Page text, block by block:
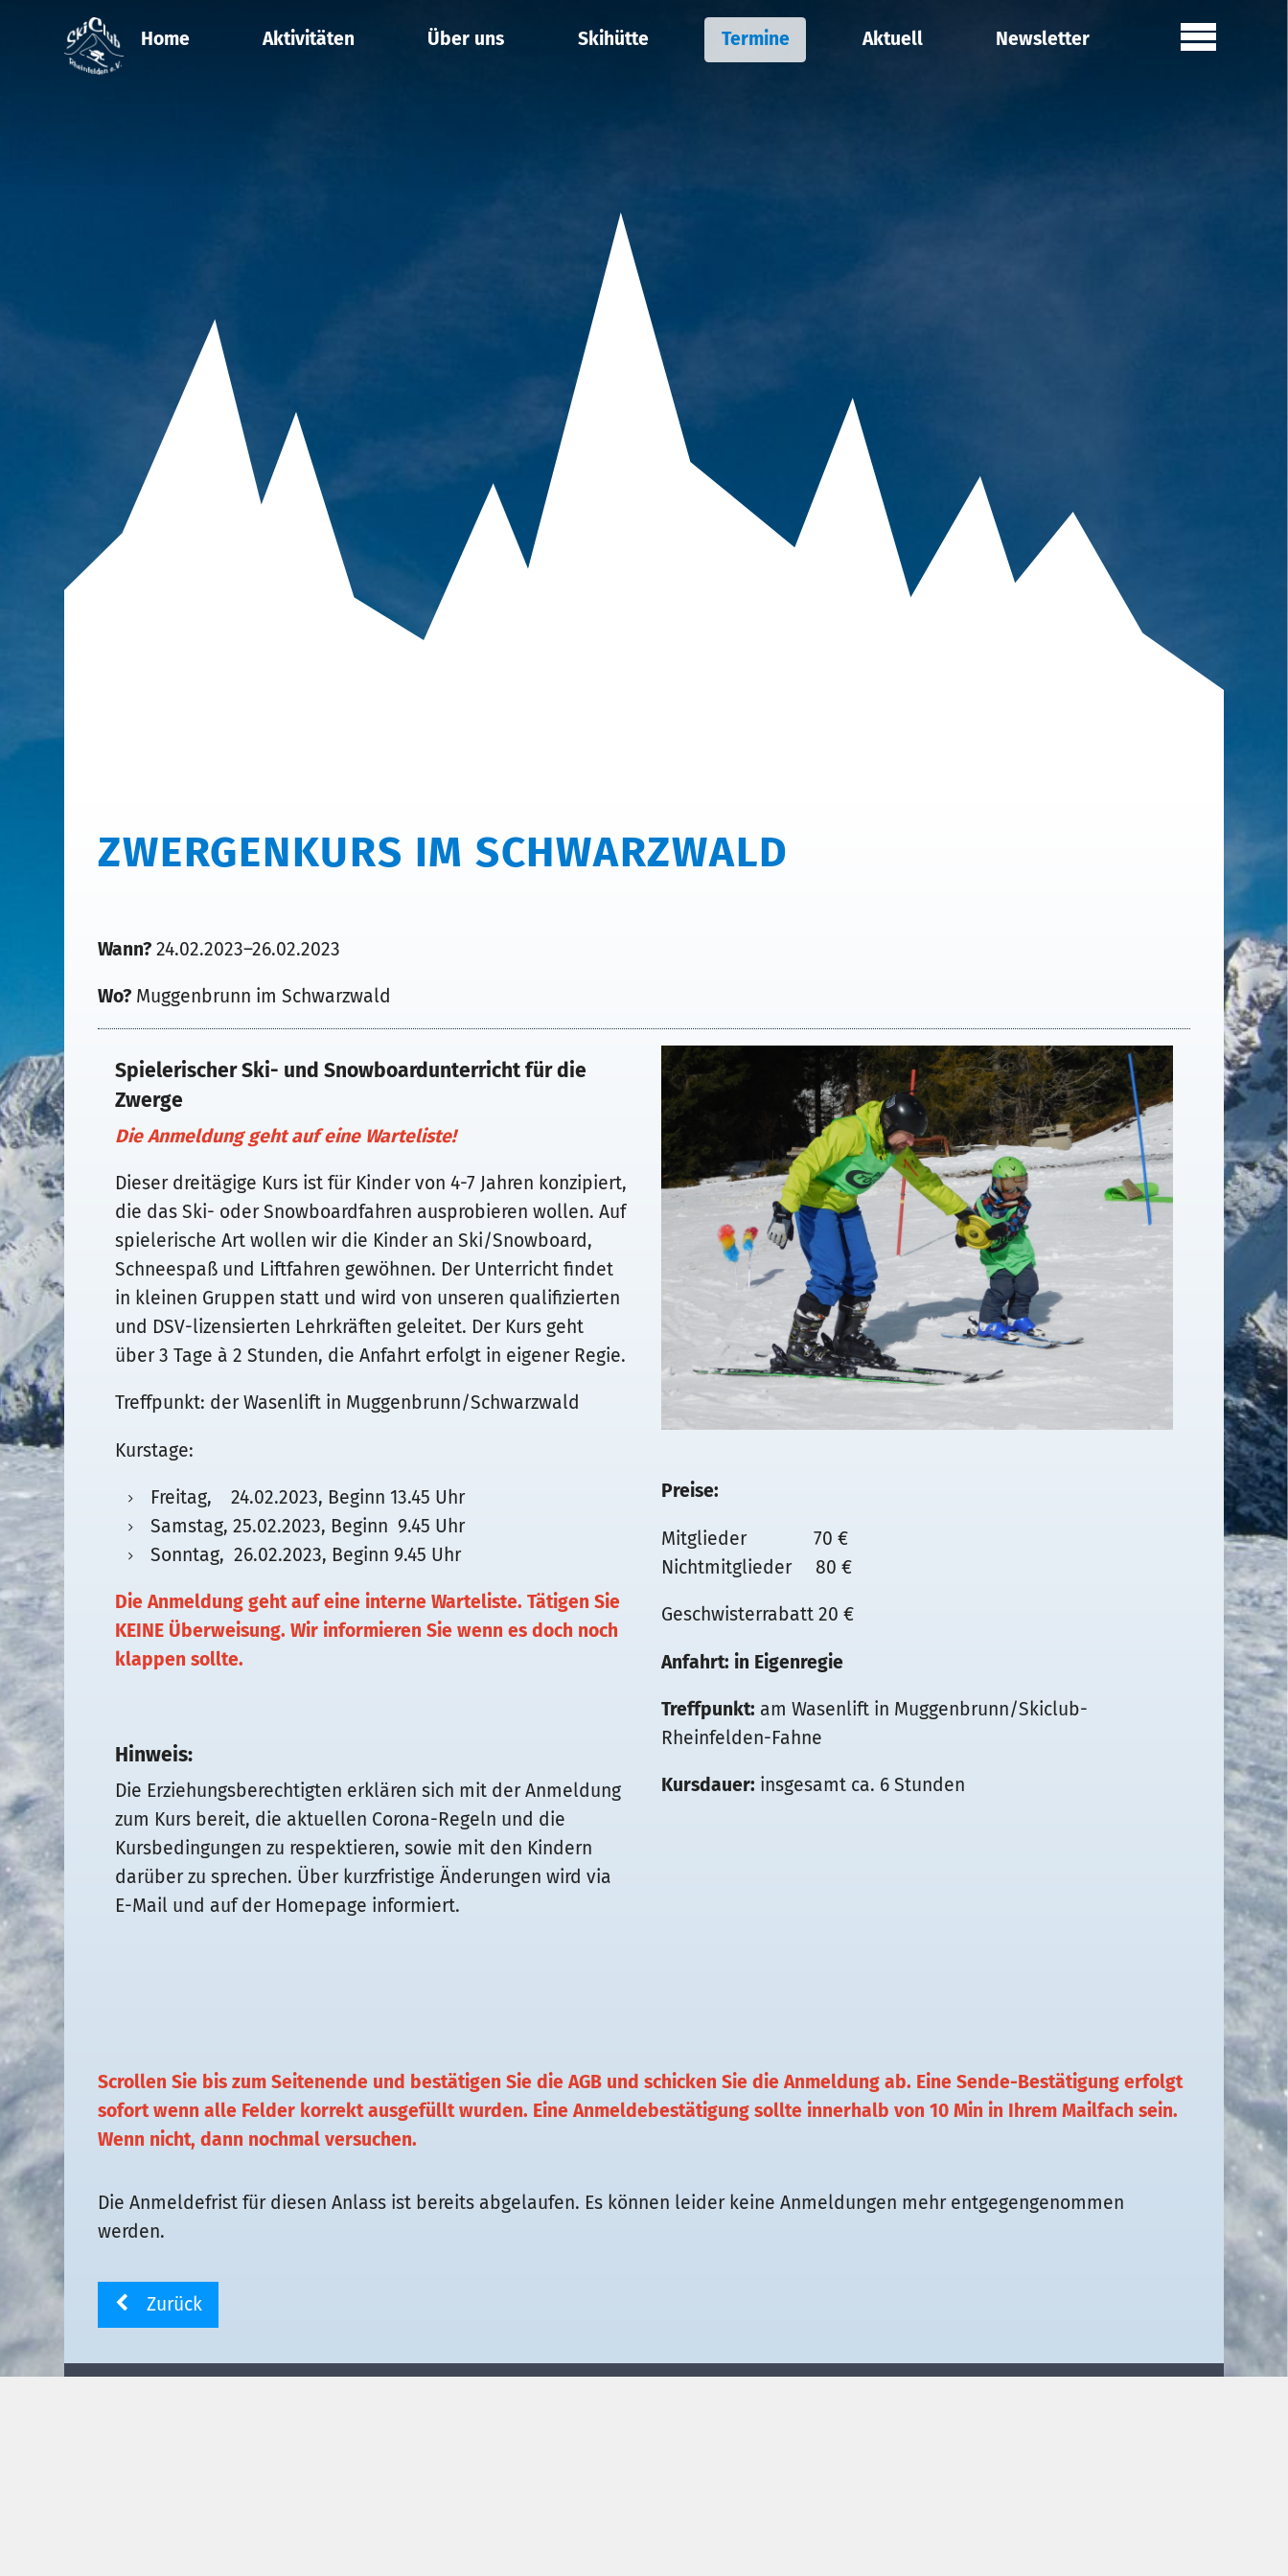
Home Aktivitäten Über uns Skihütte Termine Aktuell Newsletter
ZWERGENKURS IM SCHWARZWALD
Wann?24.02.2023–26.02.2023
Wo? Muggenbrunn im Schwarzwald
Spielerischer Ski- und Snowboardunterricht für die
Zwerge
Die Anmeldung geht auf eine Warteliste!
Dieser dreitägige Kurs ist für Kinder von 4-7 Jahren konzipiert,
die das Ski- oder Snowboardfahren ausprobieren wollen. Auf
spielerische Art wollen wir die Kinder an Ski/Snowboard,
Schneespaß und Liftfahren gewöhnen. Der Unterricht findet
in kleinen Gruppen statt und wird von unseren qualifizierten
und DSV-lizensierten Lehrkräften geleitet. Der Kurs geht
über 3 Tage à 2 Stunden, die Anfahrt erfolgt in eigener Regie.
Treffpunkt: der Wasenlift in Muggenbrunn/Schwarzwald
Kurstage:
Freitag, 24.02.2023, Beginn 13.45 Uhr
Samstag, 25.02.2023, Beginn 9.45 Uhr
Sonntag, 26.02.2023, Beginn 9.45 Uhr
Die Anmeldung geht auf eine interne Warteliste. Tätigen Sie
KEINE Überweisung. Wir informieren Sie wenn es doch noch
klappen sollte.
Hinweis:
Die Erziehungsberechtigten erklären sich mit der Anmeldung
zum Kurs bereit, die aktuellen Corona-Regeln und die
Kursbedingungen zu respektieren, sowie mit den Kindern
darüber zu sprechen. Über kurzfristige Änderungen wird via
E-Mail und auf der Homepage informiert.
Preise:
Mitglieder 70 €
Nichtmitglieder 80 €
Geschwisterrabatt 20 €
Anfahrt: in Eigenregie
Treffpunkt: am Wasenlift in Muggenbrunn/Skiclub-
Rheinfelden-Fahne
Kursdauer: insgesamt ca. 6 Stunden
Scrollen Sie bis zum Seitenende und bestätigen Sie die AGB und schicken Sie die Anmeldung ab. Eine Sende-Bestätigung erfolgt
sofort wenn alle Felder korrekt ausgefüllt wurden. Eine Anmeldebestätigung sollte innerhalb von 10 Min in Ihrem Mailfach sein.
Wenn nicht, dann nochmal versuchen.
Die Anmeldefrist für diesen Anlass ist bereits abgelaufen. Es können leider keine Anmeldungen mehr entgegengenommen
werden.
Zurück